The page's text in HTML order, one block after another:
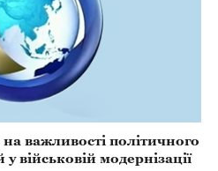
важливості політичного
військовій модернізації